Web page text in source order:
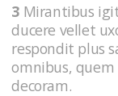
3 Mirantibus
ducere vellet
respondit plus
omnibus,
decoram.